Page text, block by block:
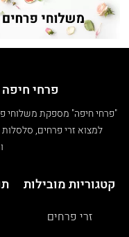
פרחי
"פרחי חיפה" מספקת משלוחי
למצוא זרי פרחים, סלסלות
קטגוריות מובילות
זרי פרחים